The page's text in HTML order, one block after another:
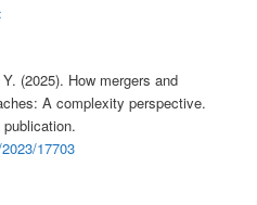
(2025). How mergers and
A complexity perspective.
17703